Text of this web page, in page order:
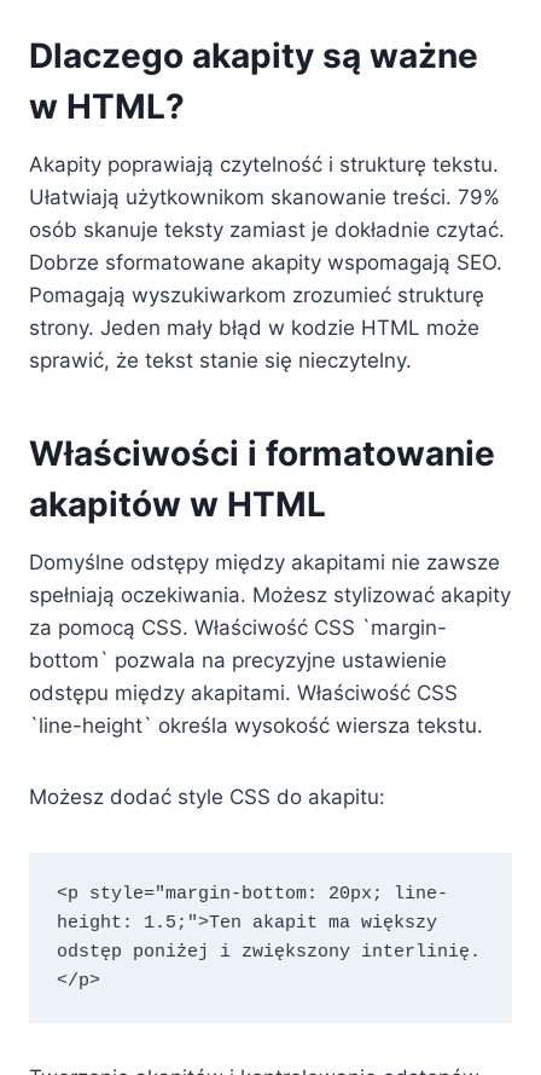
Dlaczego akapity są ważne
w HTML?
Akapity poprawiają czytelność i strukturę tekstu.
Ułatwiają użytkownikom skanowanie treści. 79%
osób skanuje teksty zamiast je dokładnie czytać.
Dobrze sformatowane akapity wspomagają SEO.
Pomagają wyszukiwarkom zrozumieć strukturę
strony. Jeden mały błąd w kodzie HTML może
sprawić, że tekst stanie się nieczytelny.
Właściwości i formatowanie
akapitów w HTML
Domyślne odstępy między akapitami nie zawsze
spełniają oczekiwania. Możesz stylizować akapity
za pomocą CSS. Właściwość CSS `margin-
bottom` pozwala na precyzyjne ustawienie
odstępu między akapitami. Właściwość CSS
`line-height` określa wysokość wiersza tekstu.
Możesz dodać style CSS do akapitu:
<p style="margin-bottom: 20px; line-
height: 1.5;">Ten akapit ma większy
odstęp poniżej i zwiększony interlinię.
</p>